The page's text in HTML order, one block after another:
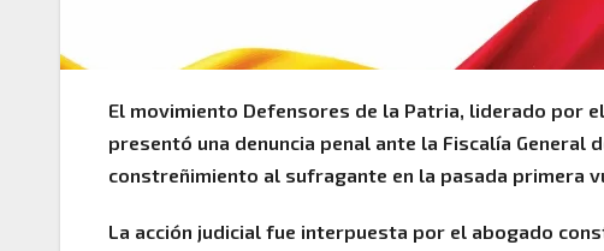
El movimiento Defensores de la Patria, liderado por
presentó una denuncia penal ante la Fiscalía
constreñimiento al sufragante en la pasada primera
La acción judicial fue interpuesta por el abogado